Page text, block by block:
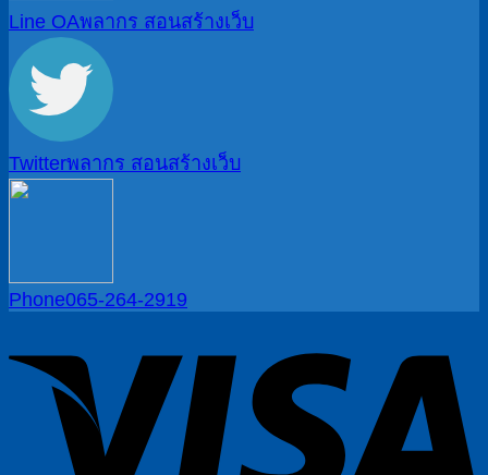
Line OAพลากร สอนสร้างเว็บ
Twitterพลากร สอนสร้างเว็บ
Phone065-264-2919